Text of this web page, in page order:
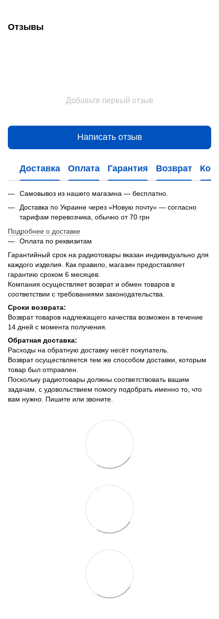
Отзывы
Добавьте первый отзыв
Написать отзыв
Доставка Оплата Гарантия Возврат
Самовывоз из нашего магазина — бесплатно.
Доставка по Украине через «Новую почту» — согласно
тарифам перевозчика, обычно от 70 грн
Подробнее о доставке
Оплата по реквизитам
Гарантийный срок на радиотовары вказан индивидуально для
каждого изделия. Как правило, магазин предоставляет
гарантию сроком 6 месяцев.
Компания осуществляет возврат и обмен товаров в
соответствии с требованиями законодательства.
Сроки возврата:
Возврат товаров надлежащего качества возможен в течение
14 дней с момента получения.
Обратная доставка:
Расходы на обратную доставку несёт покупатель.
Возврат осуществляется тем же способом доставки, которым
товар был отправлен.
Поскольку радиотовары должны соответствовать вашим
задачам, с удовольствием помогу подобрать именно то, что
вам нужно. Пишите или звоните.